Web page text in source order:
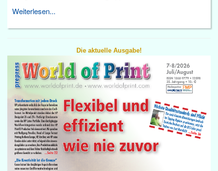
Weiterlesen...
Die aktuelle Ausgabe!